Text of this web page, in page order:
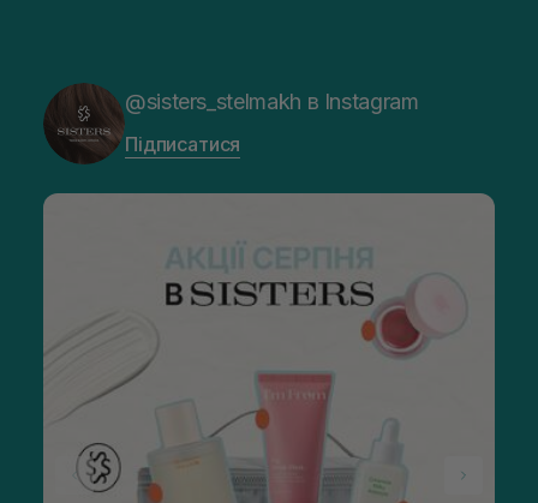
@sisters_stelmakh в Instagram
Підписатися